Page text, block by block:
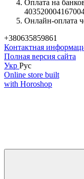
Оплата на
Онлайн-оплата
+380635859861
Контактная
Полная версия сайта
Укр Рус
Online store built
with Horoshop